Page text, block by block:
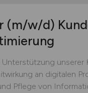
(m/w/d)
Unterstützung unserer
an digitalen
Pflege von